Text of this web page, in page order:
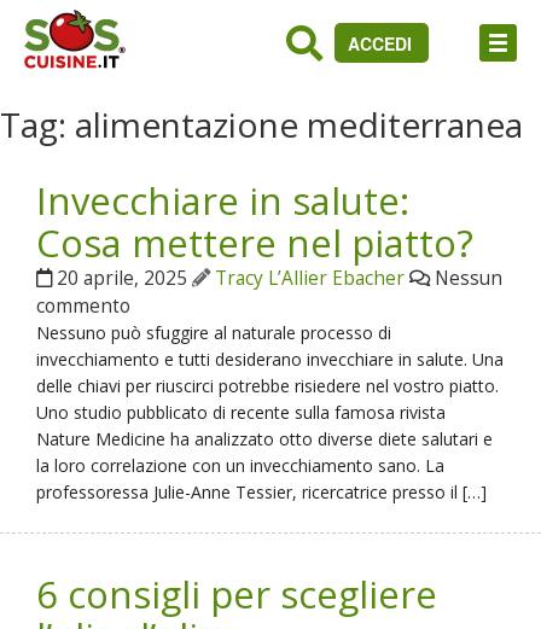
ACCEDI
Tag: alimentazione mediterranea
Invecchiare in salute:
Cosa mettere nel piatto?
20 aprile, 2025 Tracy L’Allier Ebacher
Nessun
commento
Nessuno può sfuggire al naturale processo di
invecchiamento e tutti desiderano invecchiare in salute. Una
delle chiavi per riuscirci potrebbe risiedere nel vostro piatto.
Uno studio pubblicato di recente sulla famosa rivista
Nature Medicine ha analizzato otto diverse diete salutari e
la loro correlazione con un invecchiamento sano. La
professoressa Julie-Anne Tessier, ricercatrice presso il […]
6 consigli per scegliere